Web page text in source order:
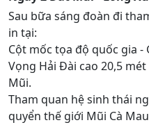
Sau bữa sáng đoàn đi
in tại:
Cột mốc tọa độ quốc gia -
Vọng Hải Đài cao 20,5
Mũi.
Tham quan hệ sinh thái
quyển thế giới Mũi Cà